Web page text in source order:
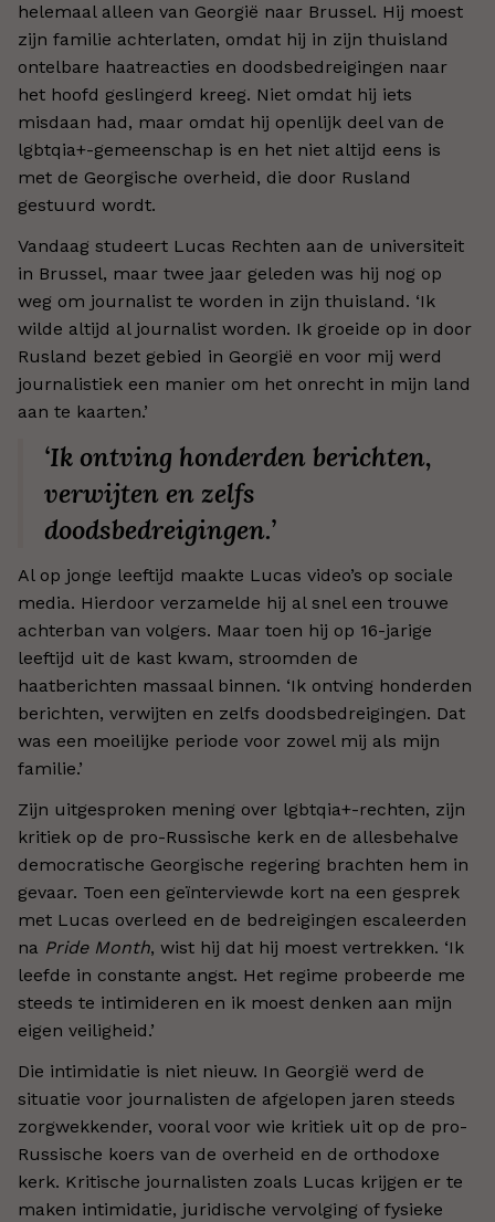
helemaal alleen van Georgië naar Brussel. Hij moest
zijn familie achterlaten, omdat hij in zijn thuisland
ontelbare haatreacties en doodsbedreigingen naar
het hoofd geslingerd kreeg. Niet omdat hij iets
misdaan had, maar omdat hij openlijk deel van de
lgbtqia+-gemeenschap is en het niet altijd eens is
met de Georgische overheid, die door Rusland
gestuurd wordt.
Vandaag studeert Lucas Rechten aan de universiteit
in Brussel, maar twee jaar geleden was hij nog op
weg om journalist te worden in zijn thuisland. ‘Ik
wilde altijd al journalist worden. Ik groeide op in door
Rusland bezet gebied in Georgië en voor mij werd
journalistiek een manier om het onrecht in mijn land
aan te kaarten.’
‘Ik ontving honderden berichten,
verwijten en zelfs
doodsbedreigingen.’
Al op jonge leeftijd maakte Lucas video’s op sociale
media. Hierdoor verzamelde hij al snel een trouwe
achterban van volgers. Maar toen hij op 16-jarige
leeftijd uit de kast kwam, stroomden de
haatberichten massaal binnen. ‘Ik ontving honderden
berichten, verwijten en zelfs doodsbedreigingen. Dat
was een moeilijke periode voor zowel mij als mijn
familie.’
Zijn uitgesproken mening over lgbtqia+-rechten, zijn
kritiek op de pro-Russische kerk en de allesbehalve
democratische Georgische regering brachten hem in
gevaar. Toen een geïnterviewde kort na een gesprek
met Lucas overleed en de bedreigingen escaleerden
na Pride Month, wist hij dat hij moest vertrekken. ‘Ik
leefde in constante angst. Het regime probeerde me
steeds te intimideren en ik moest denken aan mijn
eigen veiligheid.’
Die intimidatie is niet nieuw. In Georgië werd de
situatie voor journalisten de afgelopen jaren steeds
zorgwekkender, vooral voor wie kritiek uit op de pro-
Russische koers van de overheid en de orthodoxe
kerk. Kritische journalisten zoals Lucas krijgen er te
maken intimidatie, juridische vervolging of fysieke